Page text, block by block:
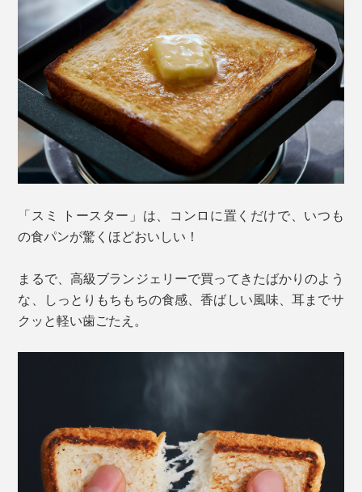
「スミ トースター」は、コンロに置くだけで、いつも
の食パンが驚くほどおいしい！
まるで、高級ブランジェリーで買ってきたばかりのよう
な、しっとりもちもちの食感、香ばしい風味、耳までサ
クッと軽い歯ごたえ。